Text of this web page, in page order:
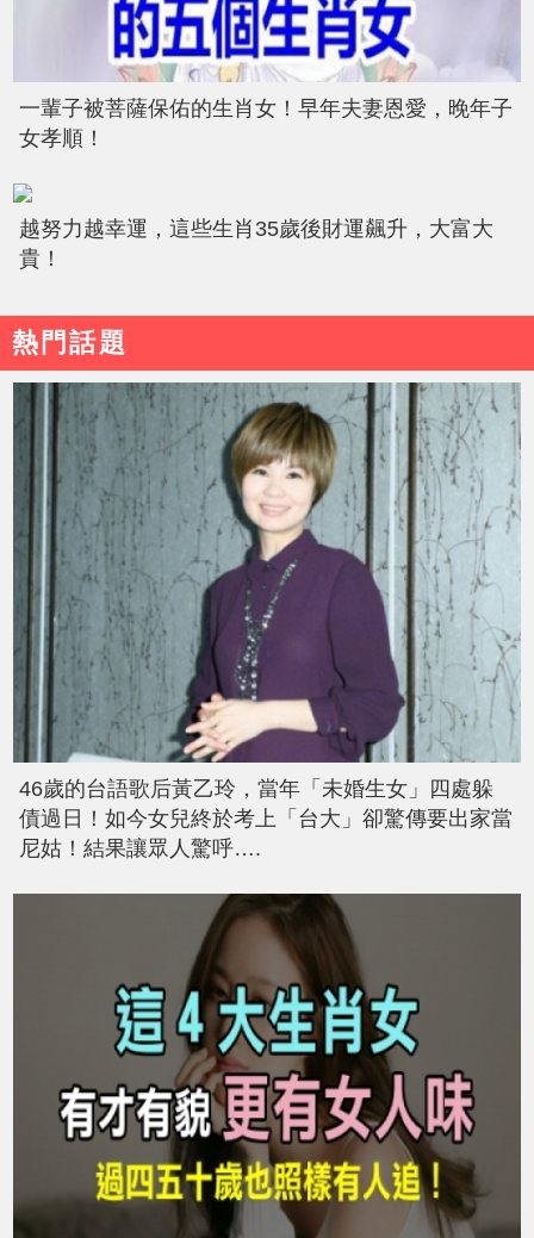
一輩子被菩薩保佑的生肖女！早年夫妻恩愛，晚年子
女孝順！
越努力越幸運，這些生肖35歲後財運飆升，大富大
貴！
熱門話題
46歲的台語歌后黃乙玲，當年「未婚生女」四處躲
債過日！如今女兒終於考上「台大」卻驚傳要出家當
尼姑！結果讓眾人驚呼….